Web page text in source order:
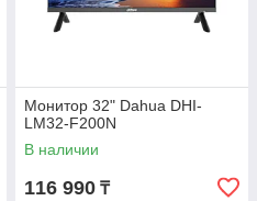
Монитор 32" Dahua DHI-
LM32-F200N
В наличии
116 990 ₸